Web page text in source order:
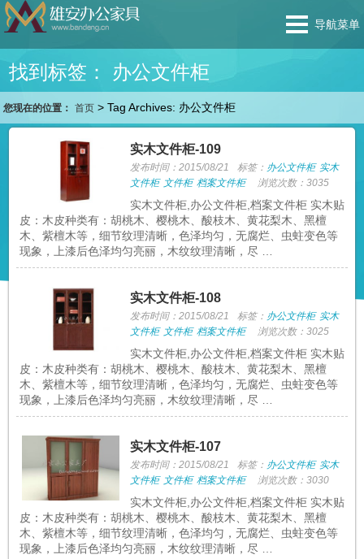
导航菜单
找到标签： 办公文件柜
您现在的位置： 首页 >Tag Archives: 办公文件柜
实木文件柜-109
发布时间：2015/08/21 标签： 办公文件柜 实木
文件柜 文件柜 档案文件柜 浏览次数：3035
实木文件柜,办公文件柜,档案文件柜 实木贴
皮：木皮种类有：胡桃木、樱桃木、酸枝木、黄花梨木、黑檀
木、紫檀木等，细节纹理清晰，色泽均匀，无腐烂、虫蛀变色等
现象，上漆后色泽均匀亮丽，木纹纹理清晰，尽 …
实木文件柜-108
发布时间：2015/08/21 标签： 办公文件柜 实木
文件柜 文件柜 档案文件柜 浏览次数：3025
实木文件柜,办公文件柜,档案文件柜 实木贴
皮：木皮种类有：胡桃木、樱桃木、酸枝木、黄花梨木、黑檀
木、紫檀木等，细节纹理清晰，色泽均匀，无腐烂、虫蛀变色等
现象，上漆后色泽均匀亮丽，木纹纹理清晰，尽 …
实木文件柜-107
发布时间：2015/08/21 标签： 办公文件柜 实木
文件柜 文件柜 档案文件柜 浏览次数：3030
实木文件柜,办公文件柜,档案文件柜 实木贴
皮：木皮种类有：胡桃木、樱桃木、酸枝木、黄花梨木、黑檀
木、紫檀木等，细节纹理清晰，色泽均匀，无腐烂、虫蛀变色等
现象，上漆后色泽均匀亮丽，木纹纹理清晰，尽 …